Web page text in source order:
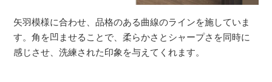
矢羽模様に合わせ、品格のある曲線のラインを施していま
す。角を凹ませることで、柔らかさとシャープさを同時に
感じさせ、洗練された印象を与えてくれます。